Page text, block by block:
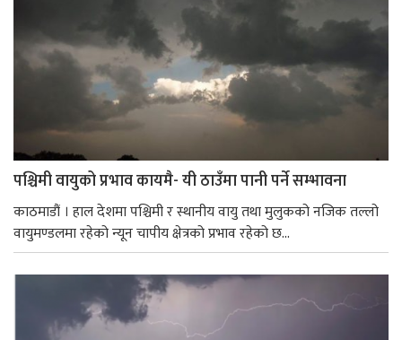
पश्चिमी वायुको प्रभाव कायमै- यी ठाउँमा पानी पर्ने सम्भावना
काठमाडौं । हाल देशमा पश्चिमी र स्थानीय वायु तथा मुलुकको नजिक तल्लो
वायुमण्डलमा रहेको न्यून चापीय क्षेत्रको प्रभाव रहेको छ...